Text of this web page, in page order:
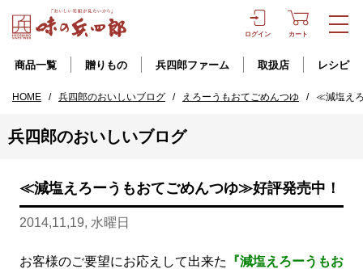
ログイン カート
商品一覧 贈りもの 兵四郎ファーム 取扱店 レシピ
HOME / 兵四郎のおいしいブログ / えろーうもおてごめんつゆ / ≪減塩え
兵四郎のおいしいブログ
≪減塩えろーうもおてごめんつゆ≫好評発売中！
2014,11,19, 水曜日
お客様のご要望にお応えして出来た
『減塩えろーうもお